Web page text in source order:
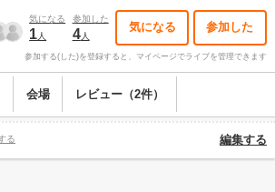
気になる
1人
参加した
4人
気になる 参加した
参加する(した)を登録すると、マイページでライブを管理できます
会場 レビュー（2件）
る 編集する